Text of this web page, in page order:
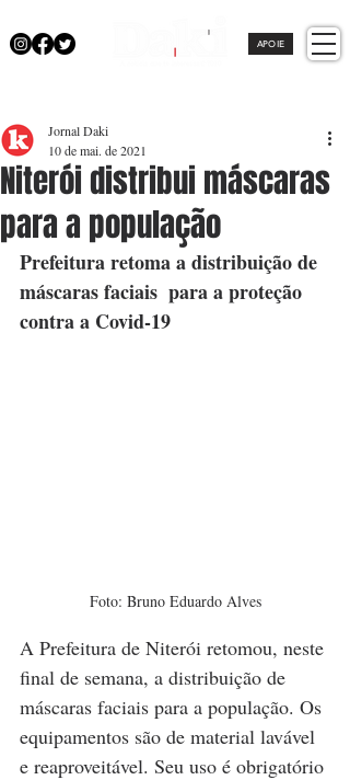
APOIE
Niterói distribui máscaras
para a população
Jornal Daki
10 de mai. de 2021
Prefeitura retoma a distribuição de
máscaras faciais  para a proteção
contra a Covid-19
Foto: Bruno Eduardo Alves
A Prefeitura de Niterói retomou, neste
final de semana, a distribuição de
máscaras faciais para a população. Os
equipamentos são de material lavável
e reaproveitável. Seu uso é obrigatório